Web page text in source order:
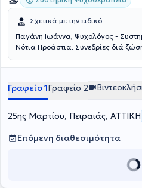
Σχετικά με την ειδικό
Παγάνη Ιωάννα, Ψυχολόγος -
Νότια Προάστια. Συνεδρίες διά
Γραφείο 1Γραφείο 2
25ης Μαρτίου, Πειραιάς, ΑΤΤΙΚΗ
Επόμενη διαθεσιμότητα